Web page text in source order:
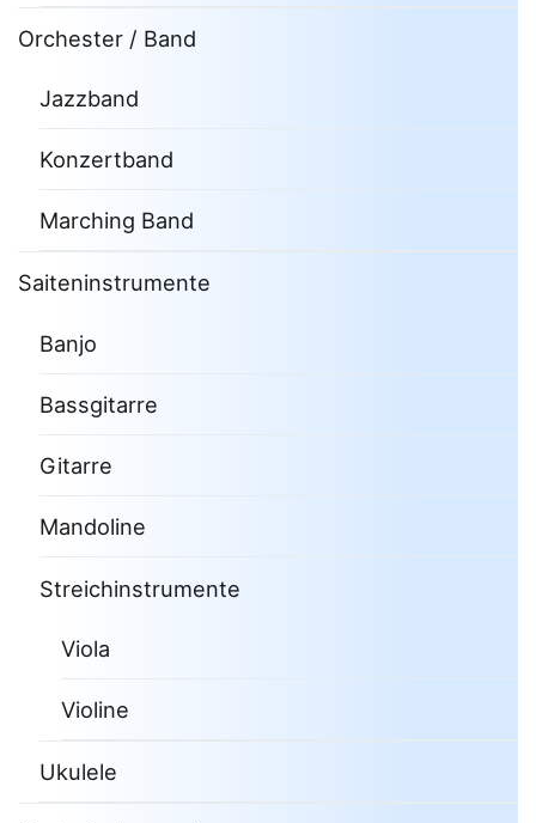
Orchester / Band
Jazzband
Konzertband
Marching Band
Saiteninstrumente
Banjo
Bassgitarre
Gitarre
Mandoline
Streichinstrumente
Viola
Violine
Ukulele